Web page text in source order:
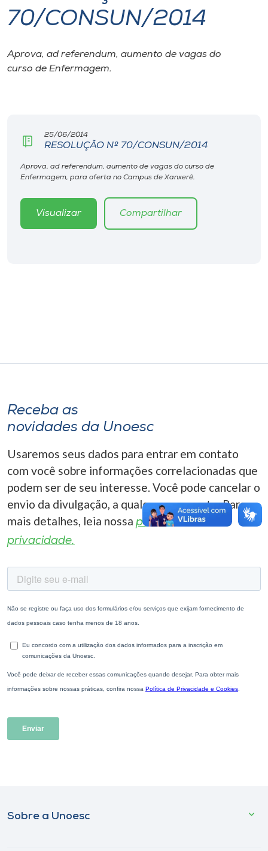
I.nova
Diplomados
CPA
Biblioteca
Editora
A-
70/CONSUN/2014
Aprova, ad referendum, aumento de vagas do
curso de Enfermagem.
25/06/2014
RESOLUÇÃO Nº 70/CONSUN/2014
Aprova, ad referendum, aumento de vagas do curso de
Enfermagem, para oferta no Campus de Xanxerê.
Visualizar Compartilhar
Receba as
novidades da Unoesc
Usaremos seus dados para entrar em contato
com você sobre informações correlacionadas que
podem ser de seu interesse. Você pode cancelar o
envio da divulgação, a qualquer momento. Para
mais detalhes, leia nossa política de
privacidade.
Sobre a Unoesc